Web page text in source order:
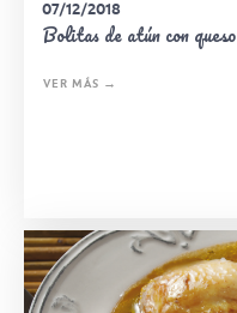
07/12/2018
Bolitas de atún con queso
VER MÁS →